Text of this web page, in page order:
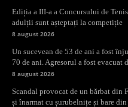
Ediția a III-a a Concursului de
adulții sunt așteptați la competiție
8 august 2026
Un sucevean de 53 de ani a fost
70 de ani. Agresorul a fost evacuat
8 august 2026
Scandal provocat de un bărbat din
și înarmat cu șurubelnițe și bare